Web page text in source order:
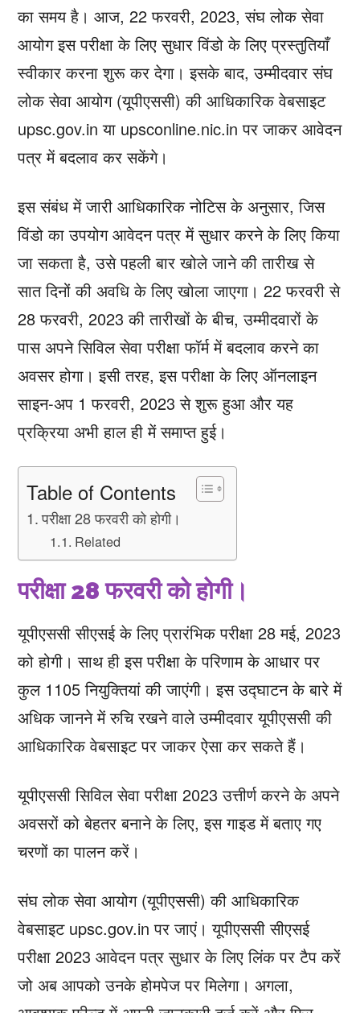
का समय है। आज, 22 फरवरी, 2023, संघ लोक सेवा
आयोग इस परीक्षा के लिए सुधार विंडो के लिए प्रस्तुतियाँ
स्वीकार करना शुरू कर देगा। इसके बाद, उम्मीदवार संघ
लोक सेवा आयोग (यूपीएससी) की आधिकारिक वेबसाइट
upsc.gov.in या upsconline.nic.in पर जाकर आवेदन
पत्र में बदलाव कर सकेंगे।
इस संबंध में जारी आधिकारिक नोटिस के अनुसार, जिस
विंडो का उपयोग आवेदन पत्र में सुधार करने के लिए किया
जा सकता है, उसे पहली बार खोले जाने की तारीख से
सात दिनों की अवधि के लिए खोला जाएगा। 22 फरवरी से
28 फरवरी, 2023 की तारीखों के बीच, उम्मीदवारों के
पास अपने सिविल सेवा परीक्षा फॉर्म में बदलाव करने का
अवसर होगा। इसी तरह, इस परीक्षा के लिए ऑनलाइन
साइन-अप 1 फरवरी, 2023 से शुरू हुआ और यह
प्रक्रिया अभी हाल ही में समाप्त हुई।
Table of Contents
परीक्षा 28 फरवरी को होगी।
Related
परीक्षा 28 फरवरी को होगी।
यूपीएससी सीएसई के लिए प्रारंभिक परीक्षा 28 मई, 2023
को होगी। साथ ही इस परीक्षा के परिणाम के आधार पर
कुल 1105 नियुक्तियां की जाएंगी। इस उद्घाटन के बारे में
अधिक जानने में रुचि रखने वाले उम्मीदवार यूपीएससी की
आधिकारिक वेबसाइट पर जाकर ऐसा कर सकते हैं।
यूपीएससी सिविल सेवा परीक्षा 2023 उत्तीर्ण करने के अपने
अवसरों को बेहतर बनाने के लिए, इस गाइड में बताए गए
चरणों का पालन करें।
संघ लोक सेवा आयोग (यूपीएससी) की आधिकारिक
वेबसाइट upsc.gov.in पर जाएं। यूपीएससी सीएसई
परीक्षा 2023 आवेदन पत्र सुधार के लिए लिंक पर टैप करें
जो अब आपको उनके होमपेज पर मिलेगा। अगला,